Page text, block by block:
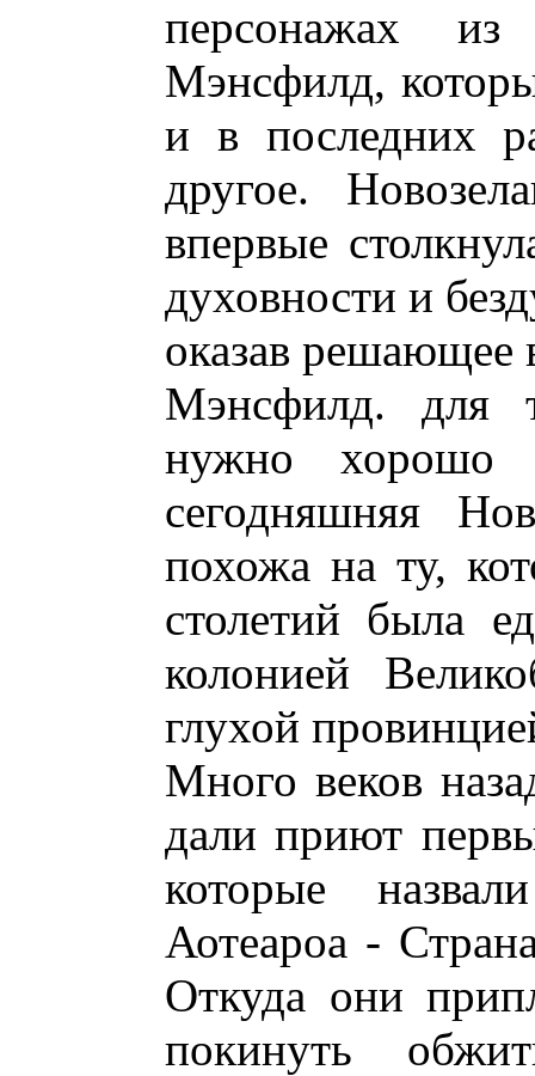
персонажах из
Мэнсфилд,
и в последних
другое.
впервые
духовности и
оказав решающее
Мэнсфилд. для
нужно хорошо
сегодняшняя
похожа на ту,
столетий была
колонией
глухой
Много веков
дали приют
которые
Аотеароа -
Откуда они
покинуть